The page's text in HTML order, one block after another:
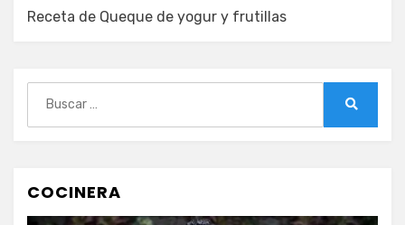
Receta de Queque de yogur y frutillas
COCINERA